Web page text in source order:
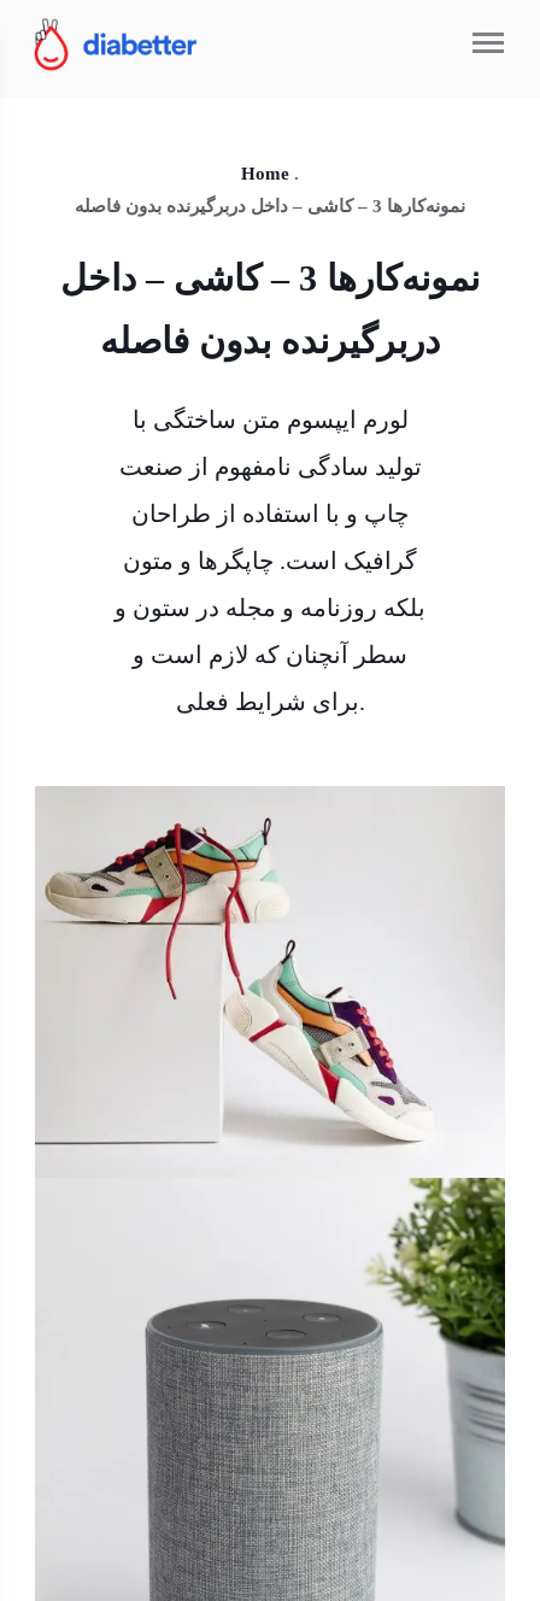
Home .
نمونه‌کارها 3 – کاشی – داخل دربرگیرنده بدون فاصله
نمونه‌کارها 3 – کاشی – داخل
دربرگیرنده بدون فاصله
لورم ایپسوم متن ساختگی با
تولید سادگی نامفهوم از صنعت
چاپ و با استفاده از طراحان
گرافیک است. چاپگرها و متون
بلکه روزنامه و مجله در ستون و
سطر آنچنان که لازم است و
برای شرایط فعلی.